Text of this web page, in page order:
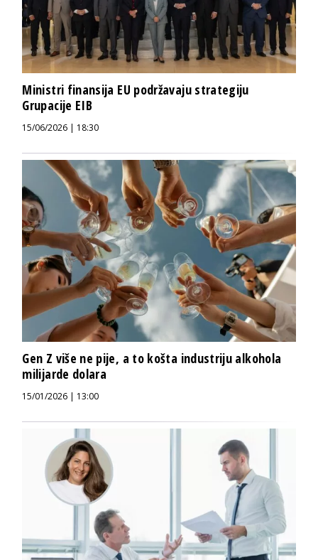
Ministri finansija EU podržavaju strategiju
Grupacije EIB
15/06/2026 | 18:30
Gen Z više ne pije, a to košta industriju alkohola
milijarde dolara
15/01/2026 | 13:00